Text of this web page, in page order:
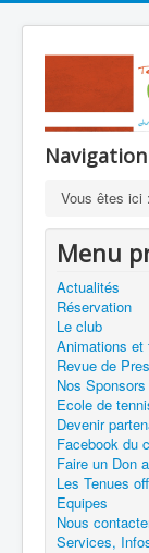
Navigation
Vous êtes ici :
Menu
Actualités
Réservation
Le club
Animations et
Revue de
Nos Sponsors
Ecole de
Devenir
Facebook du
Faire un Don
Les Tenues
Equipes
Nous
Services,